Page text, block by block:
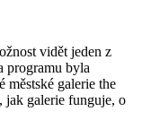
vidět jeden z
programu byla
galerie the
jak galerie funguje, o